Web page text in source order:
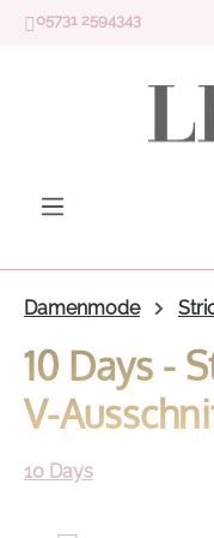
Zum Hauptinhalt
05731 2594343
Damenmode
10 Days -
V-
10 Days